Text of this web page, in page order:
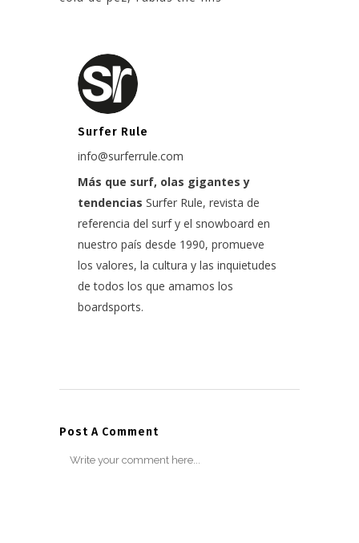
Surfer Rule
info@surferrule.com
Más que surf, olas gigantes y
tendencias Surfer Rule, revista de
referencia del surf y el snowboard en
nuestro país desde 1990, promueve
los valores, la cultura y las inquietudes
de todos los que amamos los
boardsports.
Post A Comment